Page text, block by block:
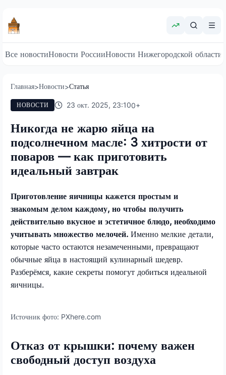
Все новостиНовости РоссииНовости Нижегородской области
Главная>Новости>Статья
НОВОСТИ 23 окт. 2025, 23:100+
Никогда не жарю яйца на
подсолнечном масле: 3 хитрости от
поваров — как приготовить
идеальный завтрак
Приготовление яичницы кажется простым и
знакомым делом каждому, но чтобы получить
действительно вкусное и эстетичное блюдо, необходимо
учитывать множество мелочей. Именно мелкие детали,
которые часто остаются незамеченными, превращают
обычные яйца в настоящий кулинарный шедевр.
Разберёмся, какие секреты помогут добиться идеальной
яичницы.
Источник фото: PXhere.com
Отказ от крышки: почему важен
свободный доступ воздуха